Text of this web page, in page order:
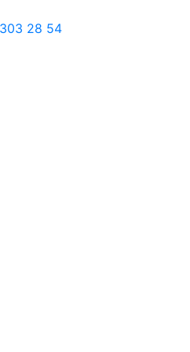
28 54